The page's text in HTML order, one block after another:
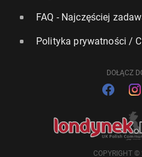
FAQ - Najczęściej
Polityka prywatności /
DOŁĄCZ
COPYRIGHT